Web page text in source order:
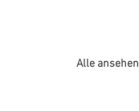
Alle ansehen